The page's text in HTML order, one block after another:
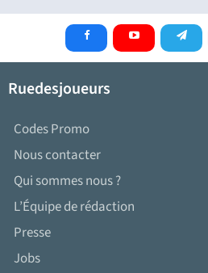
Ruedesjoueurs
Codes Promo
Nous contacter
Qui sommes nous ?
L’Équipe de rédaction
Presse
Jobs